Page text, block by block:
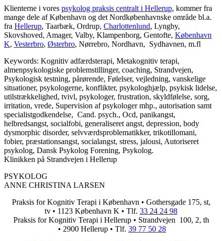
Klienterne i vores psykolog praksis centralt i Hellerup, kommer fra
mange dele af København og det Nordkøbenhavnske område bl.a.
fra Hellerup, Taarbæk, Ordrup, Charlottenlund, Lyngby,
Skovshoved, Amager, Valby, Klampenborg, Gentofte, København
K, Vesterbro, Østerbro, Nørrebro, Nordhavn, Sydhavnen, m.fl
Keywords: Kognitiv adfærdsterapi, Metakognitiv terapi,
almenpsykologiske problemstillinger, coaching, Strandvejen,
Psykologisk testning, pårørende, Følelser, vejledning, vanskelige
situationer, psykologerne, konflikter, psykologhjælp, psykisk lidelse,
utilstrækkelighed, tvivl, psykologer, frustration, skyldfølelse, sorg,
irritation, vrede, Supervision af psykologer mhp., autorisation samt
specialistgodkendelse, Cand. psych., Ocd, panikangst,
helbredsangst, socialfobi, generaliseret angst, depression, body
dysmorphic disorder, selvværdsproblematikker, trikotillomani,
fobier, præstationsangst, socialangst, stress, jalousi, Autoriseret
psykolog, Dansk Psykolog Forening, Psykolog.
Klinikken på Strandvejen i Hellerup
PSYKOLOG
ANNE CHRISTINA LARSEN
Praksis for Kognitiv Terapi i København • Gothersgade 175, st,
tv • 1123 København K • Tlf. 33 24 24 98
Praksis for Kognitiv Terapi i Hellerup • Strandvejen 100, 2, th
• 2900 Hellerup • Tlf. 39 77 50 28